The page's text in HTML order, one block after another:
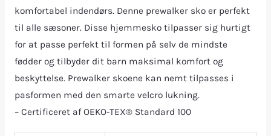
komfortabel indendørs. Denne prewalker sko er perfekt
til alle sæsoner. Disse hjemmesko tilpasser sig hurtigt
for at passe perfekt til formen på selv de mindste
fødder og tilbyder dit barn maksimal komfort og
beskyttelse. Prewalker skoene kan nemt tilpasses i
pasformen med den smarte velcro lukning.
– Certificeret af OEKO-TEX® Standard 100